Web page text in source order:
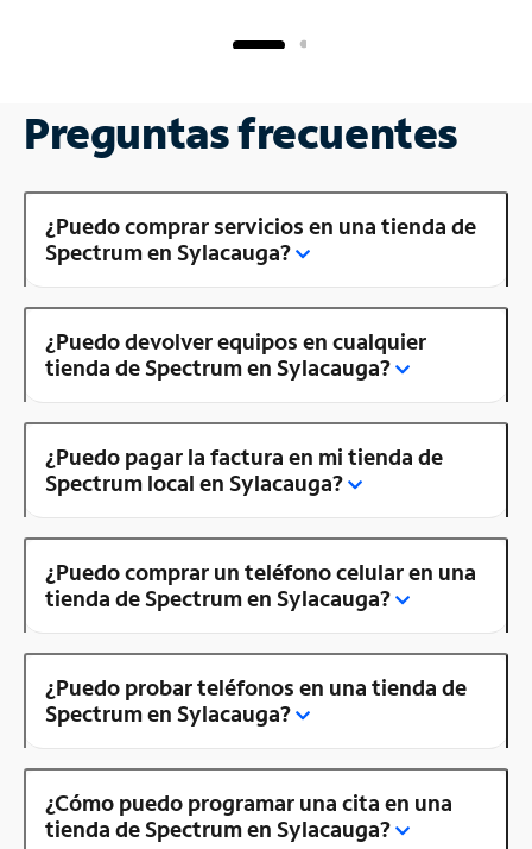
Preguntas frecuentes
¿Puedo comprar servicios en una tienda de
Spectrum en Sylacauga?
¿Puedo devolver equipos en cualquier
tienda de Spectrum en Sylacauga?
¿Puedo pagar la factura en mi tienda de
Spectrum local en Sylacauga?
¿Puedo comprar un teléfono celular en una
tienda de Spectrum en Sylacauga?
¿Puedo probar teléfonos en una tienda de
Spectrum en Sylacauga?
¿Cómo puedo programar una cita en una
tienda de Spectrum en Sylacauga?